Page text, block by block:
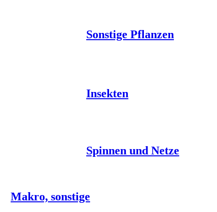
Sonstige Pflanzen
Insekten
Spinnen und Netze
Makro, sonstige